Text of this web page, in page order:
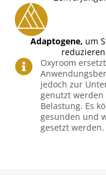
Adaptogene, um
reduzieren
Oxyroom
jedoch zur
genutzt werden
Belastung. Es
gesunden und
gesetzt werden.